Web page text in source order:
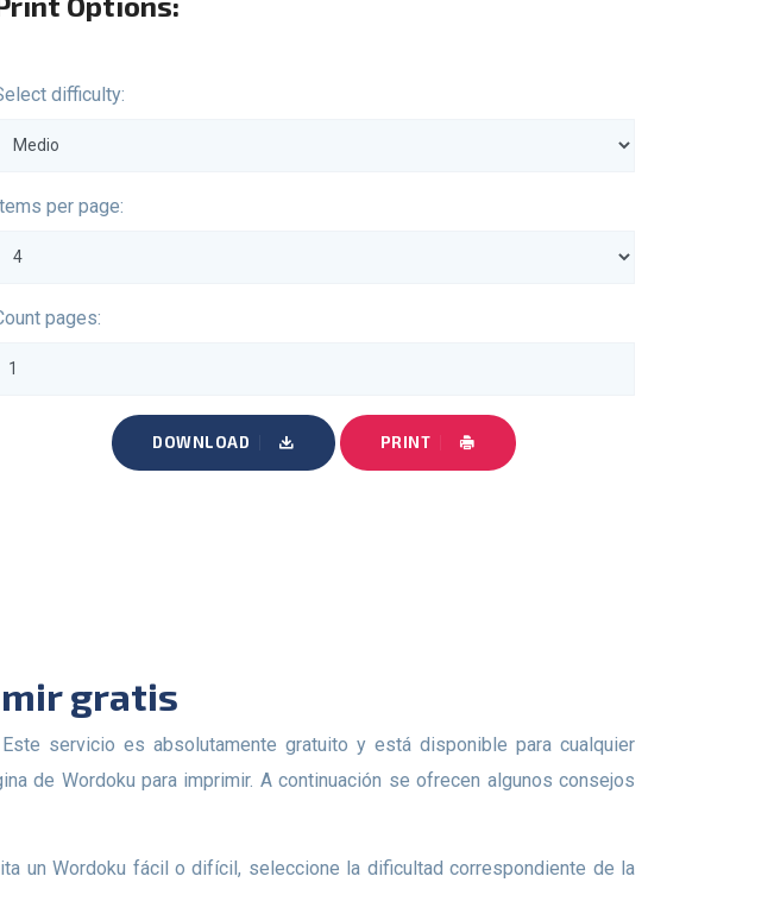
Select difficulty:
Items per page:
Count pages:
DOWNLOAD PRINT
gratis
de Wordoku para imprimir. A continuación se ofrecen algunos consejos
un Wordoku fácil o difícil, seleccione la dificultad correspondiente de la